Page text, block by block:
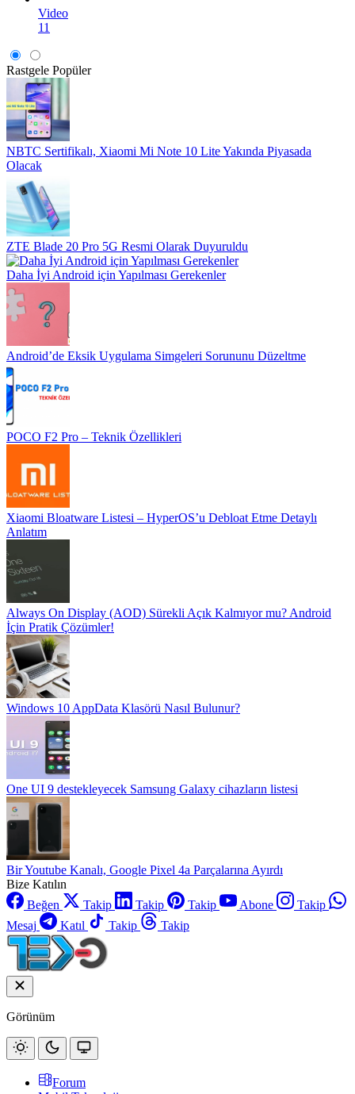
Video
11
Rastgele Popüler
NBTC Sertifikalı, Xiaomi Mi Note 10 Lite Yakında Piyasada
Olacak
ZTE Blade 20 Pro 5G Resmi Olarak Duyuruldu
Daha İyi Android için Yapılması Gerekenler
Android’de Eksik Uygulama Simgeleri Sorununu Düzeltme
POCO F2 Pro – Teknik Özellikleri
Xiaomi Bloatware Listesi – HyperOS’u Debloat Etme Detaylı
Anlatım
Always On Display (AOD) Sürekli Açık Kalmıyor mu? Android
İçin Pratik Çözümler!
Windows 10 AppData Klasörü Nasıl Bulunur?
One UI 9 destekleyecek Samsung Galaxy cihazların listesi
Bir Youtube Kanalı, Google Pixel 4a Parçalarına Ayırdı
Bize Katılın
Beğen
Takip Takip Takip Abone
Takip
Mesaj
Katıl Takip Takip
Görünüm
Forum